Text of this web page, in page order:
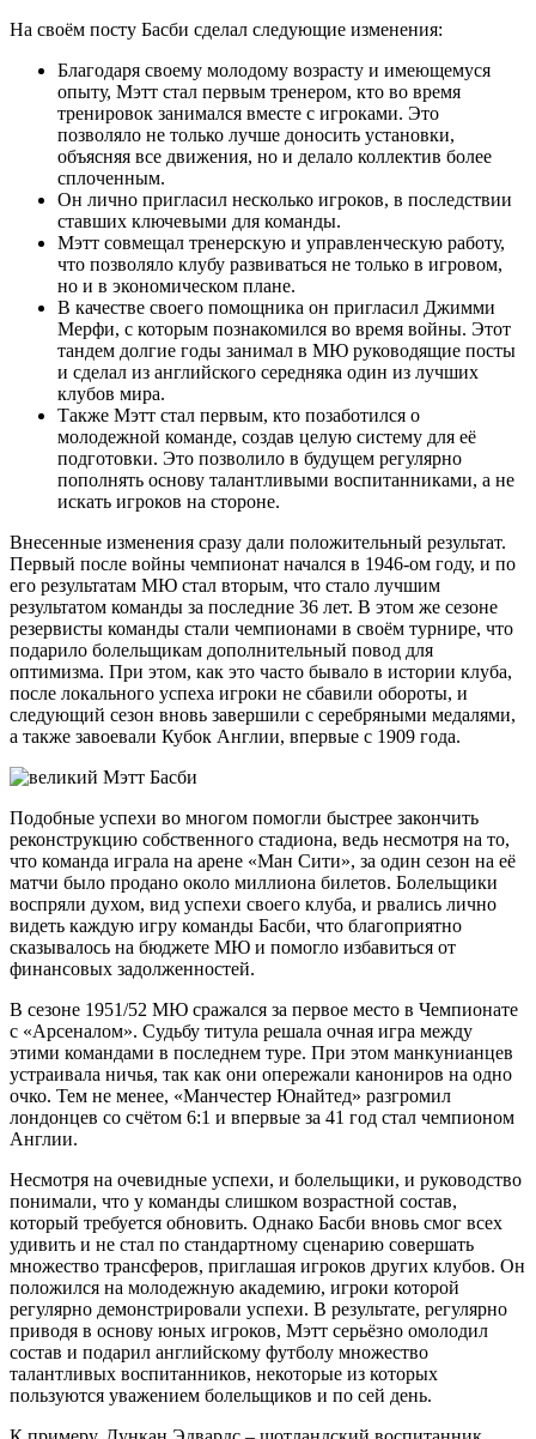
На своём посту Басби сделал следующие изменения:
Благодаря своему молодому возрасту и имеющемуся
опыту, Мэтт стал первым тренером, кто во время
тренировок занимался вместе с игроками. Это
позволяло не только лучше доносить установки,
объясняя все движения, но и делало коллектив более
сплоченным.
Он лично пригласил несколько игроков, в последствии
ставших ключевыми для команды.
Мэтт совмещал тренерскую и управленческую работу,
что позволяло клубу развиваться не только в игровом,
но и в экономическом плане.
В качестве своего помощника он пригласил Джимми
Мерфи, с которым познакомился во время войны. Этот
тандем долгие годы занимал в МЮ руководящие посты
и сделал из английского середняка один из лучших
клубов мира.
Также Мэтт стал первым, кто позаботился о
молодежной команде, создав целую систему для её
подготовки. Это позволило в будущем регулярно
пополнять основу талантливыми воспитанниками, а не
искать игроков на стороне.
Внесенные изменения сразу дали положительный результат.
Первый после войны чемпионат начался в 1946-ом году, и по
его результатам МЮ стал вторым, что стало лучшим
результатом команды за последние 36 лет. В этом же сезоне
резервисты команды стали чемпионами в своём турнире, что
подарило болельщикам дополнительный повод для
оптимизма. При этом, как это часто бывало в истории клуба,
после локального успеха игроки не сбавили обороты, и
следующий сезон вновь завершили с серебряными медалями,
а также завоевали Кубок Англии, впервые с 1909 года.
Подобные успехи во многом помогли быстрее закончить
реконструкцию собственного стадиона, ведь несмотря на то,
что команда играла на арене «Ман Сити», за один сезон на её
матчи было продано около миллиона билетов. Болельщики
воспряли духом, вид успехи своего клуба, и рвались лично
видеть каждую игру команды Басби, что благоприятно
сказывалось на бюджете МЮ и помогло избавиться от
финансовых задолженностей.
В сезоне 1951/52 МЮ сражался за первое место в Чемпионате
с «Арсеналом». Судьбу титула решала очная игра между
этими командами в последнем туре. При этом манкунианцев
устраивала ничья, так как они опережали канониров на одно
очко. Тем не менее, «Манчестер Юнайтед» разгромил
лондонцев со счётом 6:1 и впервые за 41 год стал чемпионом
Англии.
Несмотря на очевидные успехи, и болельщики, и руководство
понимали, что у команды слишком возрастной состав,
который требуется обновить. Однако Басби вновь смог всех
удивить и не стал по стандартному сценарию совершать
множество трансферов, приглашая игроков других клубов. Он
положился на молодежную академию, игроки которой
регулярно демонстрировали успехи. В результате, регулярно
приводя в основу юных игроков, Мэтт серьёзно омолодил
состав и подарил английскому футболу множество
талантливых воспитанников, некоторые из которых
пользуются уважением болельщиков и по сей день.